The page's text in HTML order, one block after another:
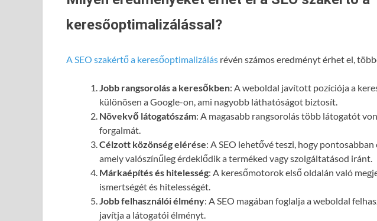
keresőoptimalizálással?
A SEO szakértő a keresőoptimalizálás révén számos eredményt érhet el,
Jobb rangsorolás a keresőkben: A weboldal javított pozíciója a
különösen a Google-on, ami nagyobb láthatóságot biztosít.
Növekvő látogatószám: A magasabb rangsorolás több látogatót
forgalmát.
Célzott közönség elérése: A SEO lehetővé teszi, hogy pontosabban
amely valószínűleg érdeklődik a terméked vagy szolgáltatásod iránt.
Márkaépítés és hitelesség: A keresőmotorok első oldalán való
ismertségét és hitelességét.
Jobb felhasználói élmény: A SEO magában foglalja a weboldal
javítja a látogatói élményt.